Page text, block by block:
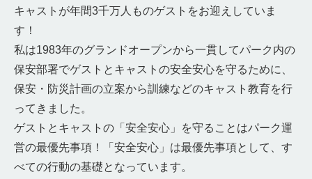
キャストが年間3千万人ものゲストをお迎えしていま
す！
私は1983年のグランドオープンから一貫してパーク内の
保安部署でゲストとキャストの安全安心を守るために、
保安・防災計画の立案から訓練などのキャスト教育を行
ってきました。
ゲストとキャストの「安全安心」を守ることはパーク運
営の最優先事項！「安全安心」は最優先事項として、す
べての行動の基礎となっています。